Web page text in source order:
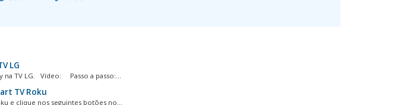
LG
TV LG. Vídeo: Passo a passo:...
TV Roku
e clique nos seguintes botões no...